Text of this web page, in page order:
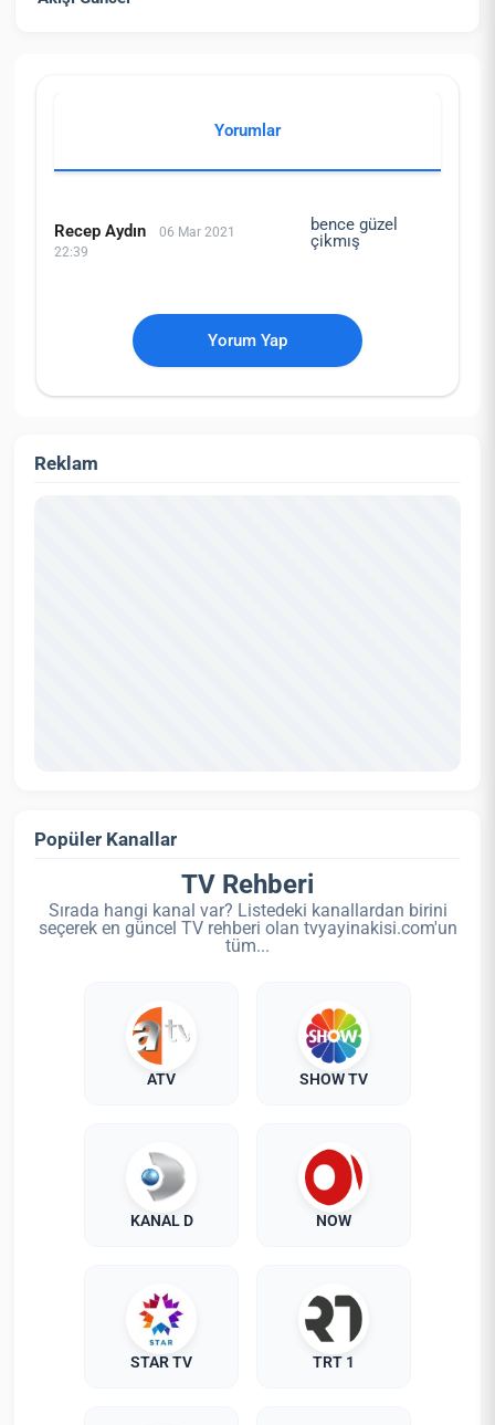
Yorumlar
Recep Aydın
06 Mar 2021
22:39
bence güzel
çikmış
Yorum Yap
Reklam
Popüler Kanallar
TV Rehberi
Sırada hangi kanal var? Listedeki kanallardan birini
seçerek en güncel TV rehberi olan tvyayinakisi.com'un
tüm...
ATV SHOW TV
KANAL D NOW
STAR TV TRT 1